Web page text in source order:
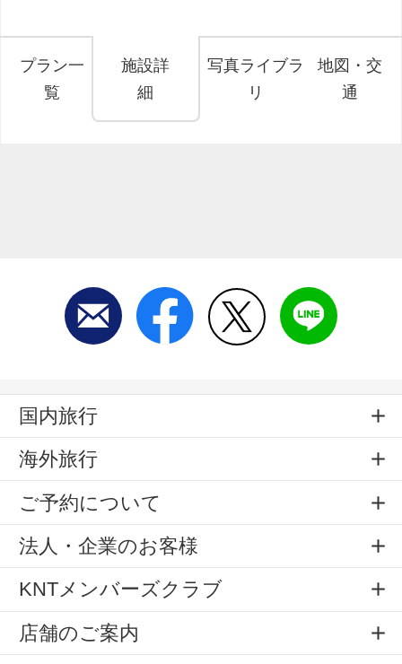
プラン一
覧
施設詳
細
写真ライブラ
リ
地図・交
通
国内旅行
海外旅行
ご予約について
法人・企業のお客様
KNTメンバーズクラブ
店舗のご案内